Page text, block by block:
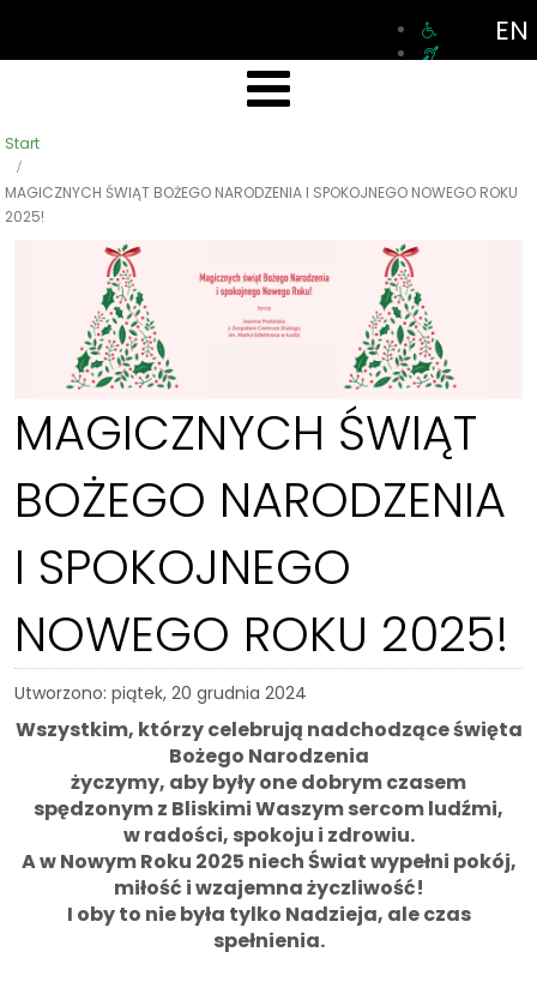
EN
Start
MAGICZNYCH ŚWIĄT BOŻEGO NARODZENIA I SPOKOJNEGO NOWEGO ROKU
2025!
MAGICZNYCH ŚWIĄT
BOŻEGO NARODZENIA
I SPOKOJNEGO
NOWEGO ROKU 2025!
Utworzono: piątek, 20 grudnia 2024
Wszystkim, którzy celebrują nadchodzące święta
Bożego Narodzenia
życzymy, aby były one dobrym czasem
spędzonym z Bliskimi Waszym sercom ludźmi,
w radości, spokoju i zdrowiu.
A w Nowym Roku 2025 niech Świat wypełni pokój,
miłość i wzajemna życzliwość!
I oby to nie była tylko Nadzieja, ale czas
spełnienia.